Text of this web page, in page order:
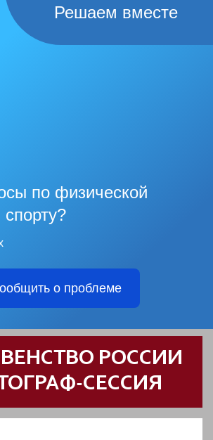
Решаем вместе
по физической
спорту?
о проблеме
РОССИИ
СЕССИЯ